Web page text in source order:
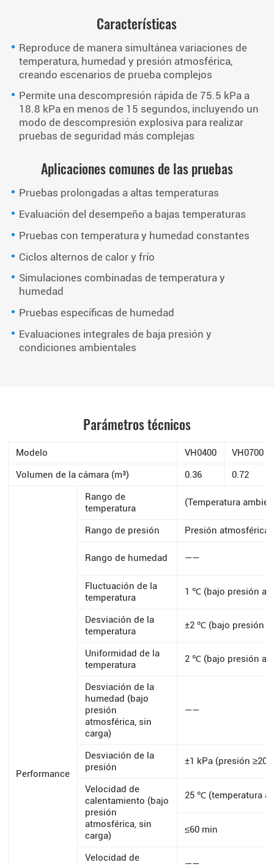
Características
Reproduce de manera simultánea variaciones de
temperatura, humedad y presión atmosférica,
creando escenarios de prueba complejos
Permite una descompresión rápida de 75.5 kPa a
18.8 kPa en menos de 15 segundos, incluyendo un
modo de descompresión explosiva para realizar
pruebas de seguridad más complejas
Aplicaciones comunes de las pruebas
Pruebas prolongadas a altas temperaturas
Evaluación del desempeño a bajas temperaturas
Pruebas con temperatura y humedad constantes
Ciclos alternos de calor y frío
Simulaciones combinadas de temperatura y
humedad
Pruebas específicas de humedad
Evaluaciones integrales de baja presión y
condiciones ambientales
Parámetros técnicos
Modelo VH0400
VH0700
Volumen de la cámara (m³)
0.36 0.72
Performance
Rango de
temperatura
(Temperatura
Rango de presión Presión atmosférica
Rango de humedad ——
Fluctuación de la
temperatura
1 ℃ (bajo presión
Desviación de la
temperatura
±2 ℃ (bajo presión
Uniformidad de la
temperatura
2 ℃ (bajo presión
Desviación de la
humedad (bajo
presión
atmosférica, sin
carga)
——
Desviación de la
presión
±1 kPa (presión ≥20
Velocidad de
calentamiento (bajo
presión
atmosférica, sin
carga)
25 ℃ (temperatura
≤60 min
Velocidad de